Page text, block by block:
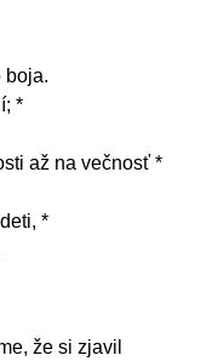
boja.
*
až na večnosť *
*
že si zjavil